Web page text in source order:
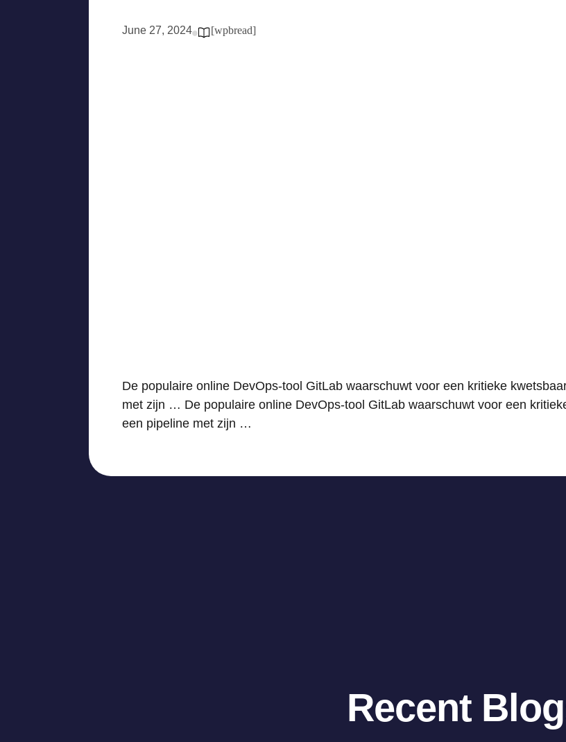
June 27, 2024 [wpbread]
De populaire online DevOps-tool GitLab waarschuwt voor een kritieke
met zijn … De populaire online DevOps-tool GitLab waarschuwt voor een
een pipeline met zijn …
Recent